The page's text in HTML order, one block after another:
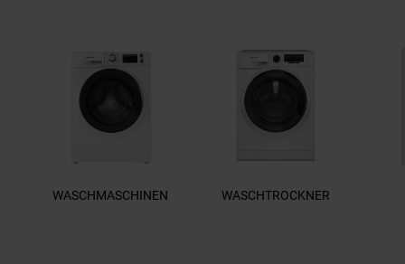
WASCHMASCHINEN WASCHTROCKNER